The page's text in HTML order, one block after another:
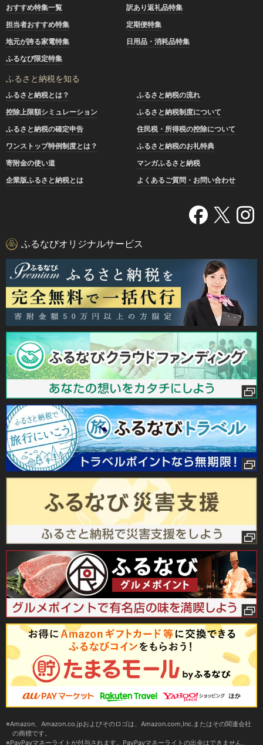
おすすめ特集一覧
訳あり返礼品特集
担当者おすすめ特集
定期便特集
地元が誇る家電特集
日用品・消耗品特集
ふるなび限定特集
ふるさと納税を知る
ふるさと納税とは？
ふるさと納税の流れ
控除上限額シミュレーション
ふるさと納税制度について
ふるさと納税の確定申告
住民税・所得税の控除について
ワンストップ特例制度とは？
ふるさと納税のお礼特典
寄附金の使い道
マンガふるさと納税
企業版ふるさと納税とは
よくあるご質問・お問い合わせ
ふるなびオリジナルサービス
Amazon、Amazon.co.jpおよびそのロゴは、Amazon.com,Inc.またはその関連会社
の商標です。
PayPayマネーライトが付与されます。PayPayマネーライトの出金はできません。